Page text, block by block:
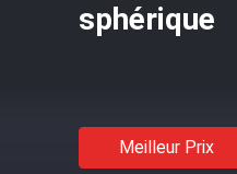
sphérique
Meilleur Prix